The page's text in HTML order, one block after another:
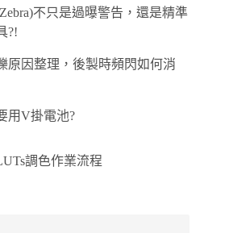
不只是過曝警告，還是精準
?!
原因整理，後製時頻閃如何消
用V掛電池?
調色作業流程